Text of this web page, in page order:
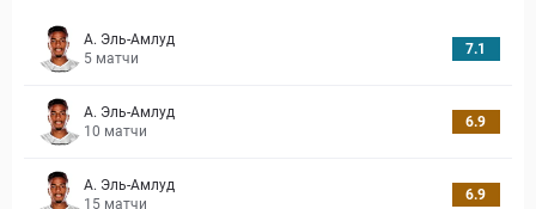
А. Эль-Амлуд
5 матчи
7.1
А. Эль-Амлуд
10 матчи
6.9
А. Эль-Амлуд
15 матчи
6.9